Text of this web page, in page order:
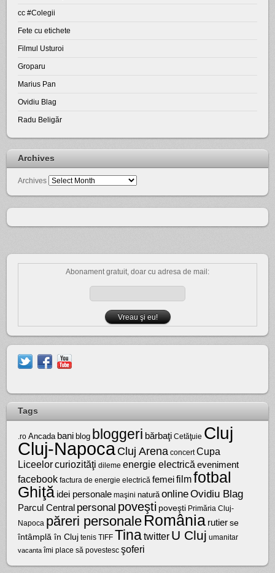
cc #Colegii
Fete cu etichete
Filmul Usturoi
Groparu
Marius Pan
Ovidiu Blag
Radu Beligăr
Archives
Archives
Abonament gratuit, doar cu adresa de mail:
Tags
.ro Ancada bani blog bloggeri bărbaţi Cetăţuie Cluj
Cluj-NapocaCluj Arena concert Cupa
Liceelorcuriozităţi dileme energie electrică eveniment
facebook factura de energie electrică femei filmfotbal
Ghiţă idei personale maşini natură onlineOvidiu Blag
Parcul Central personal poveşti poveşti Primăria Cluj-
Napoca păreri personale România rutier se
întâmplă în Cluj tenis TIFF Tinatwitter U Cluj umanitar
vacanta îmi place să povestesc şoferi